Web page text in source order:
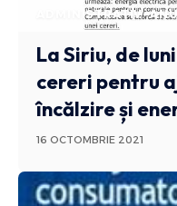
ADMINISTRATIV
La Siriu, de
cereri pentru
încălzire și
16 OCTOMBRIE 2021